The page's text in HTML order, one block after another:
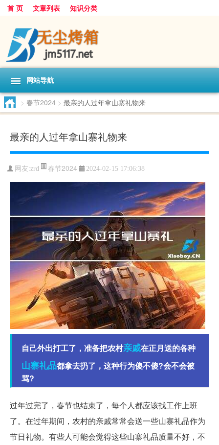
首 页 文章列表 知识分类
网站导航
> 春节2024 > 最亲的人过年拿山寨礼物来
最亲的人过年拿山寨礼物来
网友:zrd 春节2024 2024-02-15 17:06:38
自己外出打工了，准备把农村亲戚在正月送的各种
山寨礼品都拿去扔了，这种行为傻不傻?会不会被
骂?
过年过完了，春节也结束了，每个人都应该找工作上班
了。在过年期间，农村的亲戚常常会送一些山寨礼品作为
节日礼物。有些人可能会觉得这些山寨礼品质量不好，不